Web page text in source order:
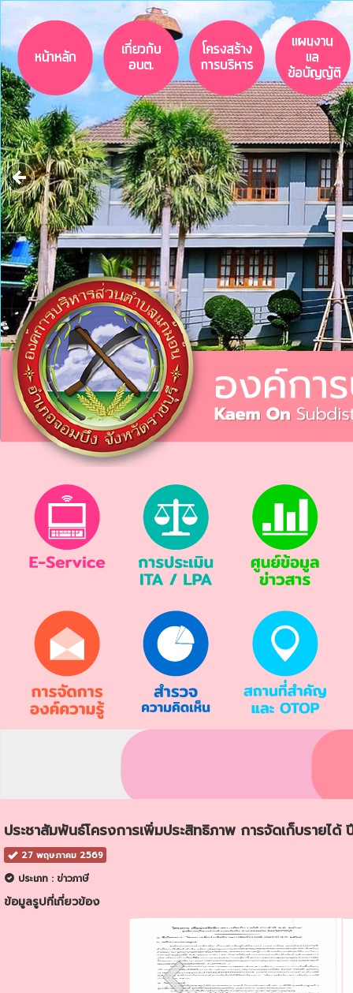
ประชาสัมพันธ์โครงการเพิ่มประสิทธิภาพ การจัดเก็บรายได้
27 พฤษภาคม 2569
ประเภท : ข่าวภาษี
ข้อมูลรูปที่เกี่ยวข้อง